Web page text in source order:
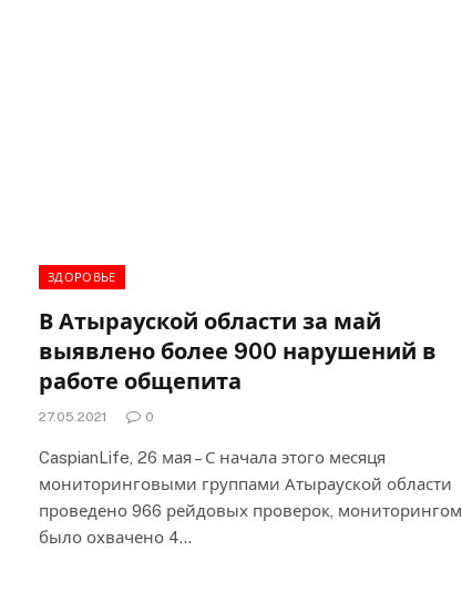
ЗДОРОВЬЕ
В Атырауской области за май
выявлено более 900 нарушений в
работе общепита
27.05.2021 0
CaspianLife, 26 мая – С начала этого месяця
мониторинговыми группами Атырауской области
проведено 966 рейдовых проверок, мониторингом
было охвачено 4…